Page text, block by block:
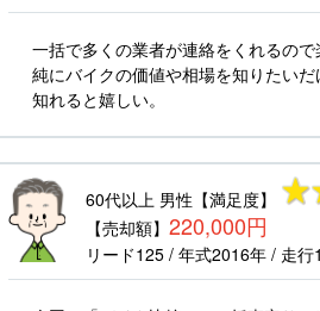
一括で多くの業者が連絡をくれるの
純にバイクの価値や相場を知りたい
知れると嬉しい。
60代以上 男性 【満足度】
【売却額】 220,000円
リード125 / 年式2016年 / 走行